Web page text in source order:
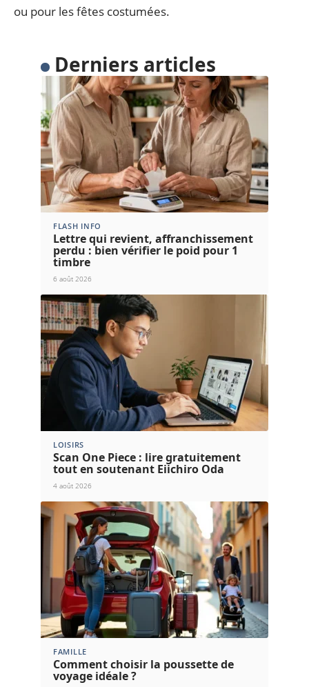
ou pour les fêtes costumées.
Derniers articles
FLASH INFO
Lettre qui revient, affranchissement
perdu : bien vérifier le poid pour 1
timbre
6 août 2026
LOISIRS
Scan One Piece : lire gratuitement
tout en soutenant Eiichiro Oda
4 août 2026
FAMILLE
Comment choisir la poussette de
voyage idéale ?